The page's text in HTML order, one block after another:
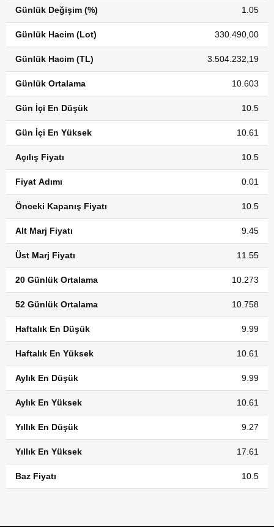
Günlük Değişim (%) 1.05
Günlük Hacim (Lot) 330.490,00
Günlük Hacim (TL) 3.504.232,19
Günlük Ortalama 10.603
Gün İçi En Düşük 10.5
Gün İçi En Yüksek 10.61
Açılış Fiyatı 10.5
Fiyat Adımı 0.01
Önceki Kapanış Fiyatı 10.5
Alt Marj Fiyatı 9.45
Üst Marj Fiyatı 11.55
20 Günlük Ortalama 10.273
52 Günlük Ortalama 10.758
Haftalık En Düşük 9.99
Haftalık En Yüksek 10.61
Aylık En Düşük 9.99
Aylık En Yüksek 10.61
Yıllık En Düşük 9.27
Yıllık En Yüksek 17.61
Baz Fiyatı 10.5